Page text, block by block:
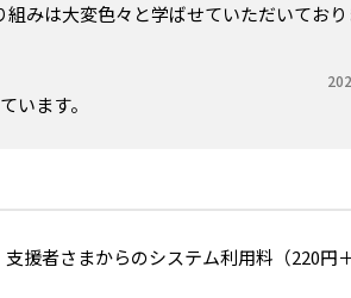
みは大変色々と学ばせていただいており
います。
援者さまからのシステム利用料（220円